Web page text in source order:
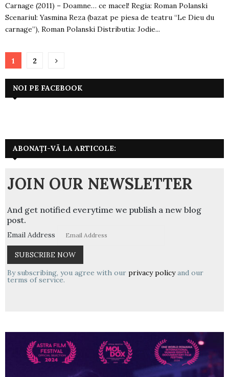
Carnage (2011) – Doamne… ce macel! Regia: Roman Polanski
Scenariul: Yasmina Reza (bazat pe piesa de teatru “Le Dieu du
carnage”), Roman Polanski Distributia: Jodie...
Paginație
articole
1 2
NOI PE FACEBOOK
ABONAȚI-VĂ LA ARTICOLE:
JOIN OUR NEWSLETTER
And get notified everytime we publish a new blog
post.
Email Address
By subscribing, you agree with our privacy policyand our
terms of service.